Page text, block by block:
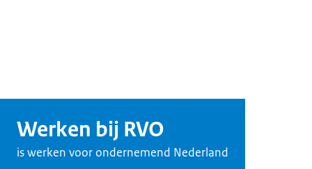
Werken bij RVO
is werken voor ondernemend Nederland